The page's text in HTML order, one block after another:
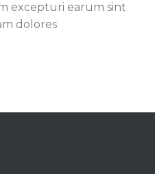
excepturi earum sint
dolores